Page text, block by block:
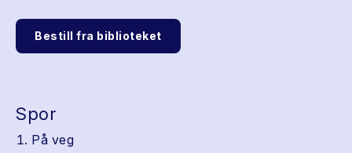
Bestill fra biblioteket
Spor
På veg